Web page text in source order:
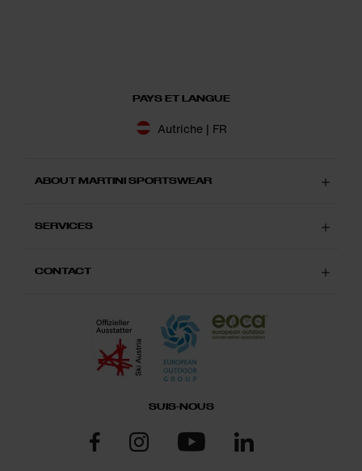
PAYS ET LANGUE
Autriche | FR
ABOUT MARTINI SPORTSWEAR
SERVICES
CONTACT
SUIS-NOUS